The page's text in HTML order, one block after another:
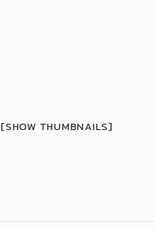
[SHOW THUMBNAILS]